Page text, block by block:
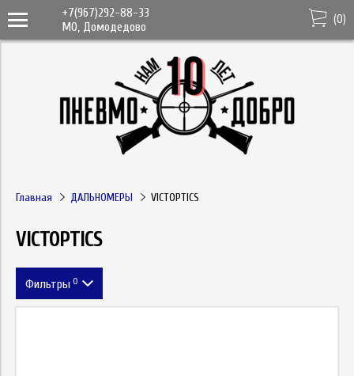
+7(967)292-88-33
МО, Домодедово
(0)
Главная ДАЛЬНОМЕРЫ VICTOPTICS
VICTOPTICS
Фильтры 0